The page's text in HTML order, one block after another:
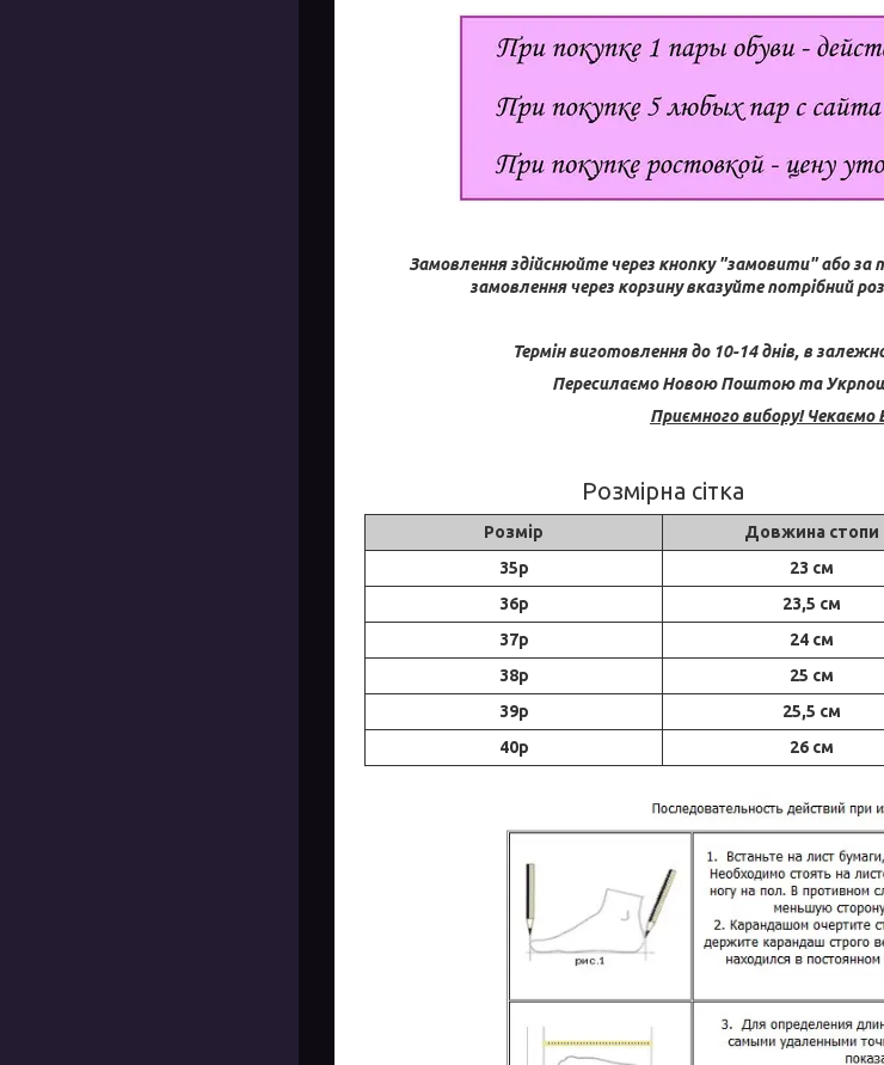
Замовлення здійснюйте через кнопку "замовити" або за
замовлення через корзину вказуйте потрібний
Термін виготовлення до 10-14 днів, в
Пересилаємо Новою Поштою та
Приємного вибору!
Розмір Довжина стопи
Розмірна сітка
35р
23 см
36р
23,5 см
37р
24 см
38р
25 см
39р
25,5 см
40р
26 см